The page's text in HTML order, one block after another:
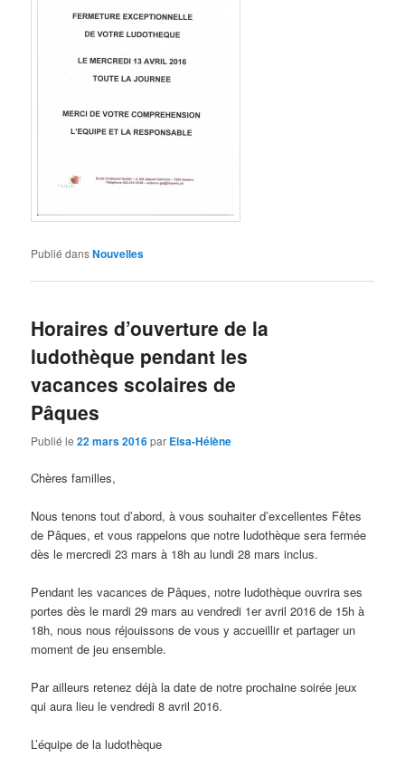
Publié dansNouvelles
Horaires d’ouverture de la
ludothèque pendant les
vacances scolaires de
Pâques
Publié le22 mars 2016par Elsa-Hélène
Chères familles,
Nous tenons tout d’abord, à vous souhaiter d’excellentes Fêtes
de Pâques, et vous rappelons que notre ludothèque sera fermée
dès le mercredi 23 mars à 18h au lundi 28 mars inclus.
Pendant les vacances de Pâques, notre ludothèque ouvrira ses
portes dès le mardi 29 mars au vendredi 1er avril 2016 de 15h à
18h, nous nous réjouissons de vous y accueillir et partager un
moment de jeu ensemble.
Par ailleurs retenez déjà la date de notre prochaine soirée jeux
qui aura lieu le vendredi 8 avril 2016.
L’équipe de la ludothèque